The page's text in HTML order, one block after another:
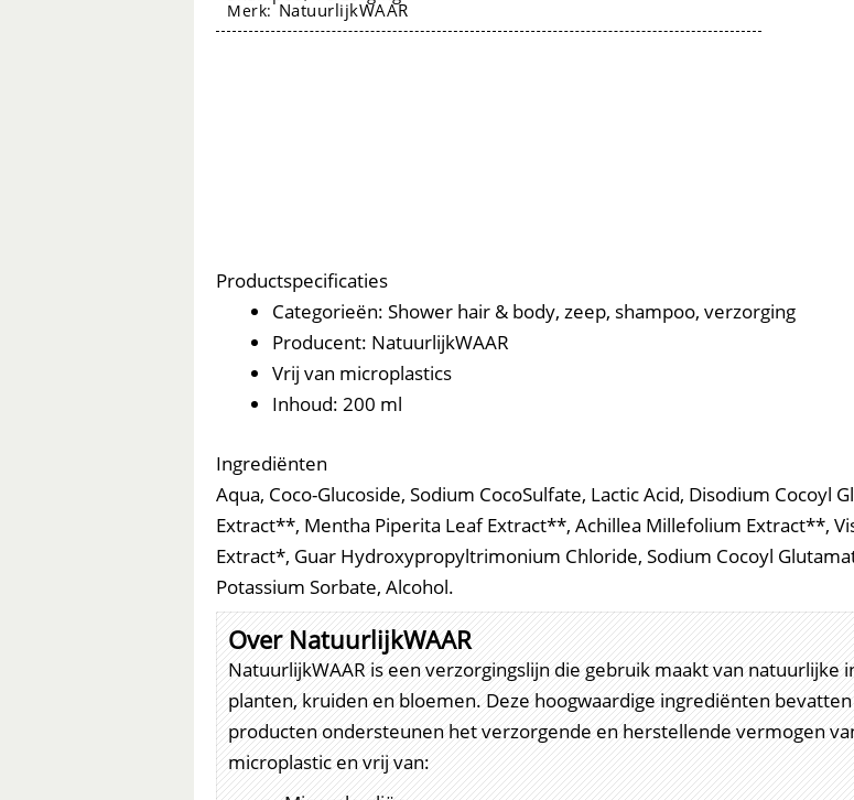
Men
Merk: NatuurlijkWAAR
Productspecificaties
Categorieën: Shower hair & body, zeep, shampoo, verzorging
Producent: NatuurlijkWAAR
Vrij van microplastics
Inhoud: 200 ml
Ingrediënten
Aqua, Coco-Glucoside, Sodium CocoSulfate, Lactic Acid, Disodium Cocoyl
Extract**, Mentha Piperita Leaf Extract**, Achillea Millefolium Extract**,
Extract*, Guar Hydroxypropyltrimonium Chloride, Sodium Cocoyl
Potassium Sorbate, Alcohol.
Over NatuurlijkWAAR
NatuurlijkWAAR is een verzorgingslijn die gebruik maakt van natuurlijke
planten, kruiden en bloemen. Deze hoogwaardige ingrediënten
producten ondersteunen het verzorgende en herstellende vermogen
microplastic en vrij van: